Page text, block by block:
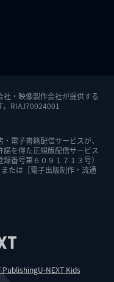
・映像製作会社が提供する
。RIAJ70024001
電子書籍配信サービスが、
を得た正規版配信サービス
番号第６０９１７１３号）
たは［電子出版制作・流通
PublishingU-NEXT Kids